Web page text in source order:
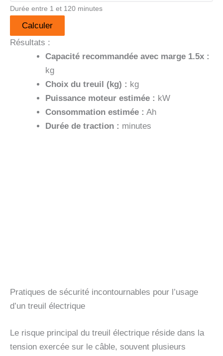
Durée entre 1 et 120 minutes
Calculer
Résultats :
Capacité recommandée avec marge 1.5x :
kg
Choix du treuil (kg) : kg
Puissance moteur estimée : kW
Consommation estimée : Ah
Durée de traction : minutes
Pratiques de sécurité incontournables pour l’usage
d’un treuil électrique
Le risque principal du treuil électrique réside dans la
tension exercée sur le câble, souvent plusieurs